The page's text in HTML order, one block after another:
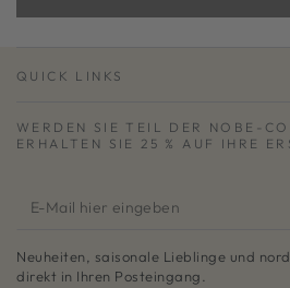
QUICK LINKS
WERDEN SIE TEIL DER NOBE-
ERHALTEN SIE 25 % AUF IHRE
E-
hier
Neuheiten, saisonale Lieblinge und
direkt in Ihren Posteingang.